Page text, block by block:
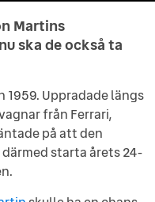
Martins
ska de också ta
Uppradade längs
från Ferrari,
på att den
starta årets 24-